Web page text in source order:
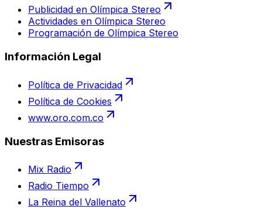
Publicidad en Olímpica Stereo
Actividades en Olímpica Stereo
Programación de Olímpica Stereo
Información Legal
Política de Privacidad
Política de Cookies
www.oro.com.co
Nuestras Emisoras
Mix Radio
Radio Tiempo
La Reina del Vallenato